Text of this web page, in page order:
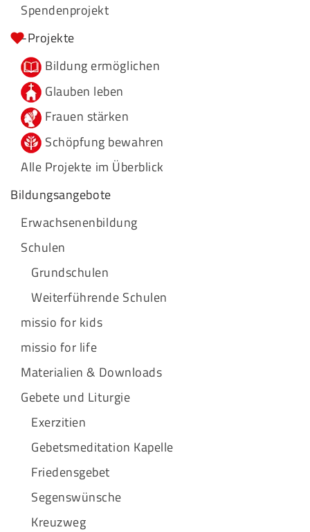
Spendenprojekt
-Projekte
Bildung ermöglichen
Glauben leben
Frauen stärken
Schöpfung bewahren
Alle Projekte im Überblick
Bildungsangebote
Erwachsenenbildung
Schulen
Grundschulen
Weiterführende Schulen
missio for kids
missio for life
Materialien & Downloads
Gebete und Liturgie
Exerzitien
Gebetsmeditation Kapelle
Friedensgebet
Segenswünsche
Kreuzweg